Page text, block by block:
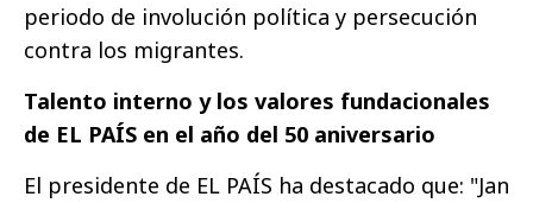
periodo de involución política y persecución
contra los migrantes.
Talento interno y los valores fundacionales
de EL PAÍS en el año del 50 aniversario
El presidente de EL PAÍS ha destacado que: "Jan